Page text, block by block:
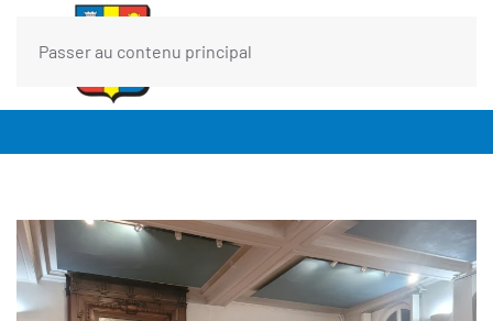
Passer au contenu principal